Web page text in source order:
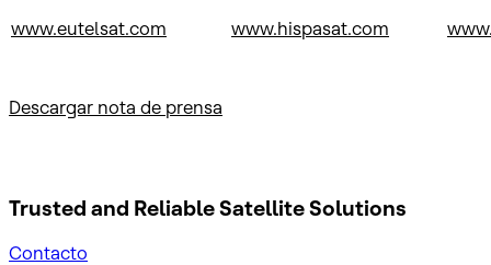
www.eutelsat.com www.hispasat.com
Descargar nota de prensa
Trusted and ReliableSatellite Solutions
Contacto